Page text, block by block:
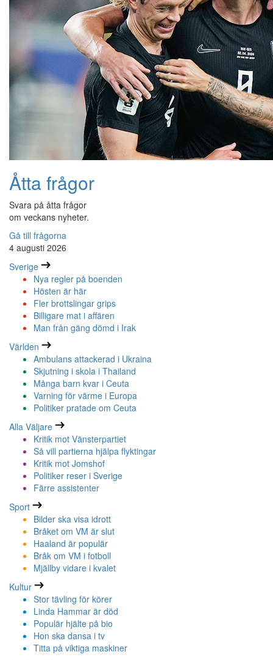
Åtta frågor
Svara på åtta frågor
om veckans nyheter.
Gå till frågorna
4 augusti 2026
Sverige
Nya regler på boenden
Hösten är här
Fler brottslingar grips
Billigare mat i affären
Man från gäng dömd i Irak
Världen
Ambulans attackerad i Ukraina
Skjutning i skola i Thailand
Många barn kvar i Ceuta
Varning för värme i Europa
Politiker pratade om Ceuta
Alla Väljare
Kritik mot Vänsterpartiet
Så vill partierna hjälpa flyktingar
Kritik mot Jomshof
Politiker reser i Sverige
Färre assistenter
Sport
Bilder ska visa idrott
Bråket om VM är slut
Haaland är populär
Bråk om VM i fotboll
Mjällby vidare i kvalet
Kultur
Stor tävling för körer
Linda Hammar är död
Populär hjälte på bio
Hon ska dansa i tv
Titta på viktiga maskiner